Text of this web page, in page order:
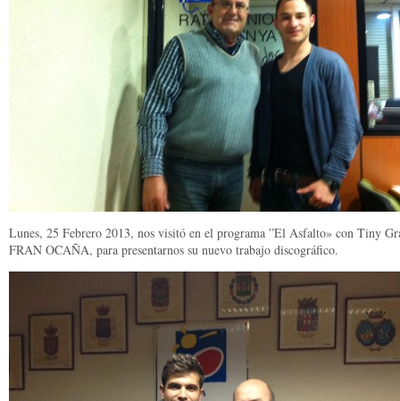
Lunes, 25 Febrero 2013, nos visitó en el programa ”El Asfalto» con Tiny
FRAN OCAÑA, para presentarnos su nuevo trabajo discográfico.